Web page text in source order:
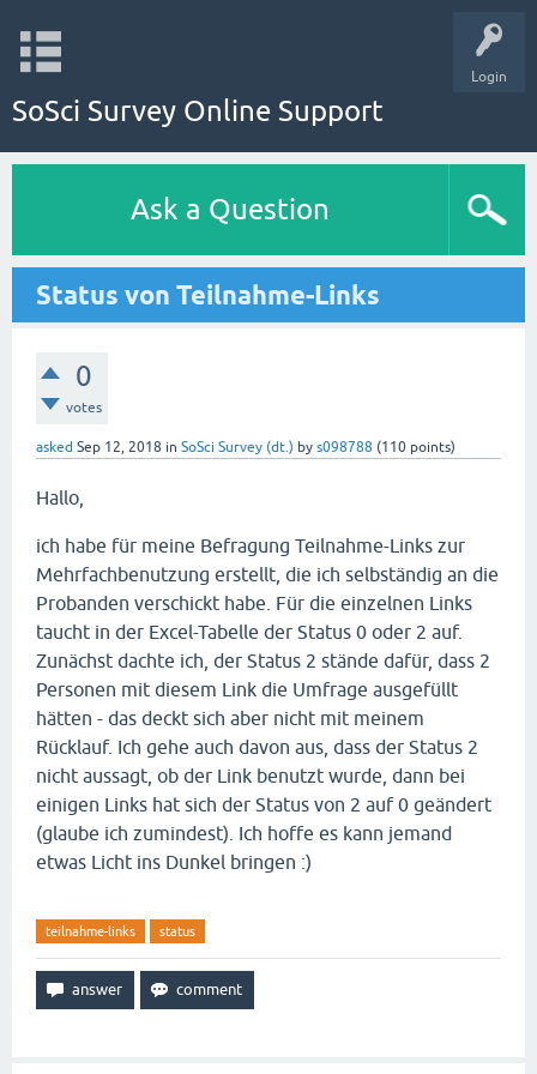
Login
SoSci Survey Online Support
Ask a Question
Status von Teilnahme-Links
0
votes
asked Sep 12, 2018 in SoSci Survey (dt.) by s098788 (110 points)
Hallo,
ich habe für meine Befragung Teilnahme-Links zur
Mehrfachbenutzung erstellt, die ich selbständig an die
Probanden verschickt habe. Für die einzelnen Links
taucht in der Excel-Tabelle der Status 0 oder 2 auf.
Zunächst dachte ich, der Status 2 stände dafür, dass 2
Personen mit diesem Link die Umfrage ausgefüllt
hätten - das deckt sich aber nicht mit meinem
Rücklauf. Ich gehe auch davon aus, dass der Status 2
nicht aussagt, ob der Link benutzt wurde, dann bei
einigen Links hat sich der Status von 2 auf 0 geändert
(glaube ich zumindest). Ich hoffe es kann jemand
etwas Licht ins Dunkel bringen :)
teilnahme-links status